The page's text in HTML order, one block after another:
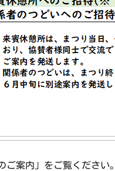
案内」をご覧ください。